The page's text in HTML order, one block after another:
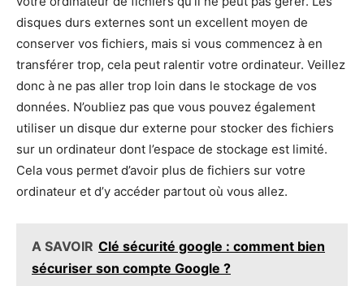
disques durs externes sont un excellent moyen de
conserver vos fichiers, mais si vous commencez à en
transférer trop, cela peut ralentir votre ordinateur. Veillez
donc à ne pas aller trop loin dans le stockage de vos
données. N’oubliez pas que vous pouvez également
utiliser un disque dur externe pour stocker des fichiers
sur un ordinateur dont l’espace de stockage est limité.
Cela vous permet d’avoir plus de fichiers sur votre
ordinateur et d’y accéder partout où vous allez.
A SAVOIR Clé sécurité google : comment bien
sécuriser son compte Google ?